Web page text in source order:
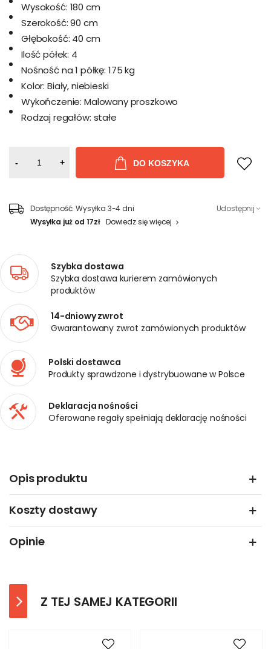
Wysokość: 180 cm
Szerokość: 90 cm
Głębokość: 40 cm
Ilość półek: 4
Nośność na 1 półkę: 175 kg
Kolor: Biały, niebieski
Wykończenie: Malowany proszkowo
Rodzaj regałów: stałe
- + DO KOSZYKA
Dostępność: Wysyłka 3-4 dni
Wysyłka już od 17zł Dowiedz się więcej
Udostępnij
Szybka dostawa
Szybka dostawa kurierem zamówionych
produktów
14-dniowy zwrot
Gwarantowany zwrot zamówionych produktów
Polski dostawca
Produkty sprawdzone i dystrybuowane w Polsce
Deklaracja nośności
Oferowane regały spełniają deklarację nośności
Opis produktu
Koszty dostawy
Opinie
Z TEJ SAMEJ KATEGORII